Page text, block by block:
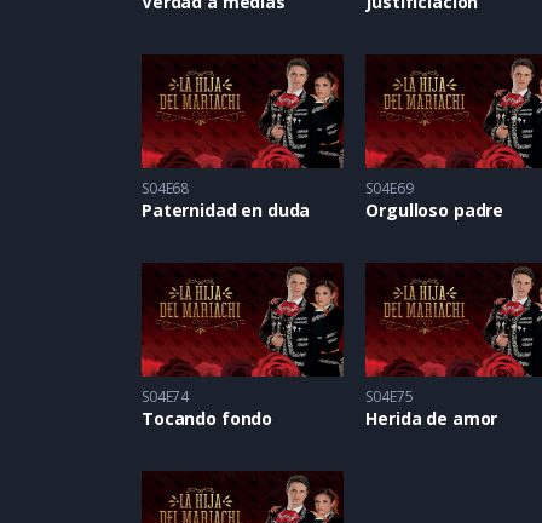
S04E68
Paternidad en duda
S04E69
Orgulloso padre
S04E74
Tocando fondo
S04E75
Herida de amor